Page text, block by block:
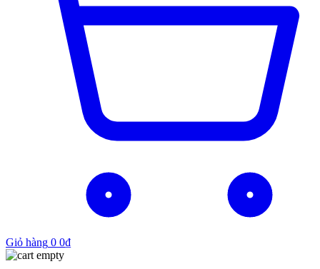
Giỏ hàng 0 0₫